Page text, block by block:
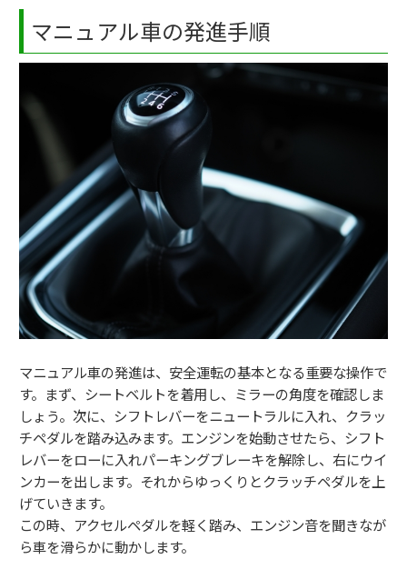
マニュアル車の発進手順
マニュアル車の発進は、安全運転の基本となる重要な操作で
す。まず、シートベルトを着用し、ミラーの角度を確認しま
しょう。次に、シフトレバーをニュートラルに入れ、クラッ
チペダルを踏み込みます。エンジンを始動させたら、シフト
レバーをローに入れパーキングブレーキを解除し、右にウイ
ンカーを出します。それからゆっくりとクラッチペダルを上
げていきます。
この時、アクセルペダルを軽く踏み、エンジン音を聞きなが
ら車を滑らかに動かします。